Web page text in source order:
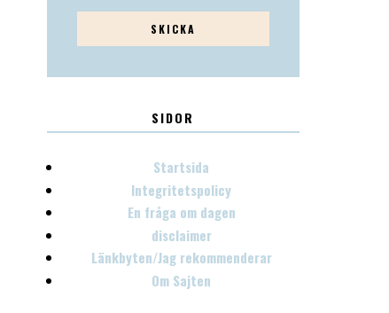
SIDOR
Startsida
Integritetspolicy
En fråga om dagen
disclaimer
Länkbyten/Jag rekommenderar
Om Sajten